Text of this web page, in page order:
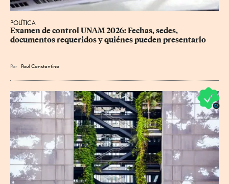
POLÍTICA
Examen de control UNAM 2026: Fechas, sedes,
documentos requeridos y quiénes pueden presentarlo
Por Paul Constantino